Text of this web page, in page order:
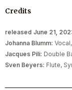
Credits
released June 21,
Johanna Blumm:
Jacques Pili: Double
Sven Beyers: Flute,